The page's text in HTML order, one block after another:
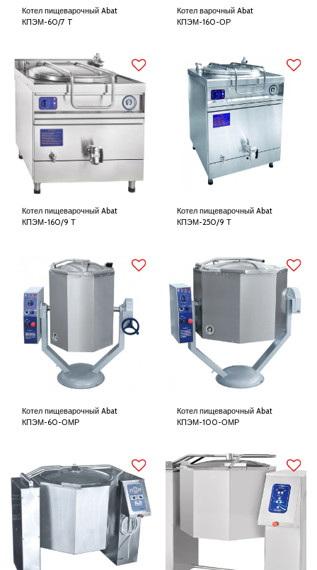
Котел пищеварочный Abat
КПЭМ-60/7 T
Котел варочный Abat
КПЭМ-160-ОР
Котел пищеварочный Abat
КПЭМ-160/9 Т
Котел пищеварочный Abat
КПЭМ-250/9 Т
Котел пищеварочный Abat
КПЭМ-60-ОМР
Котел пищеварочный Abat
КПЭМ-100-ОМР